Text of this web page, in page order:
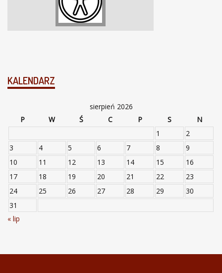
KALENDARZ
sierpień 2026
P
W Ś C P S
N
1
2
3
4 5 6 7 8
9
10
11 12 13 14 15
16
17
18 19 20 21 22
23
24
25 26 27 28 29
30
31
« lip